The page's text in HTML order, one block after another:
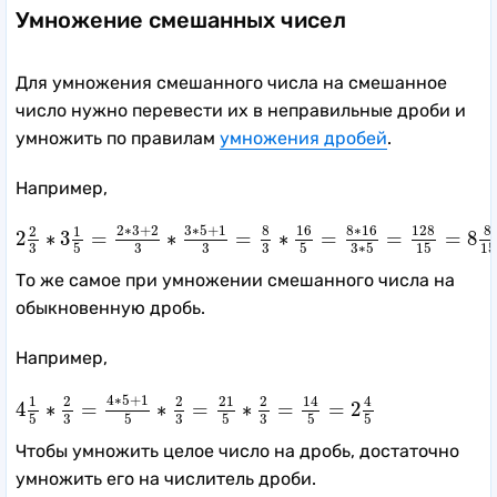
Умножение смешанных чисел
Для умножения смешанного числа на смешанное
число нужно перевести их в неправильные дроби и
умножить по правилам умножения дробей.
Например,
2 2
3
∗ 3 1
5
= 2∗3+2
3
∗ 3∗5+1
3
=
8
3
∗ 16
5
= 8∗16
3∗5 =
128
15
= 8 8
15
2 2 ∗ 3 2∗3 3∗3 + =8 165 ∗16 ∗5 =
То же самое при умножении смешанного числа на
обыкновенную дробь.
Например,
4 1
5
∗ 2
3
= 4∗5+1
5
∗ 2
3
=
21
5
∗ 2
3
=
14
5
= 2 4
5
1 ∗2 4∗5 5 3= 5 3= =
Чтобы умножить целое число на дробь, достаточно
умножить его на числитель дроби.